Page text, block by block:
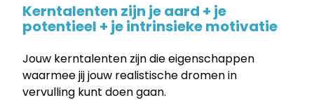
Kerntalenten zijn je aard + je
potentieel + je intrinsieke motivatie
Jouw kerntalenten zijn die eigenschappen
waarmee jij jouw realistische dromen in
vervulling kunt doen gaan.